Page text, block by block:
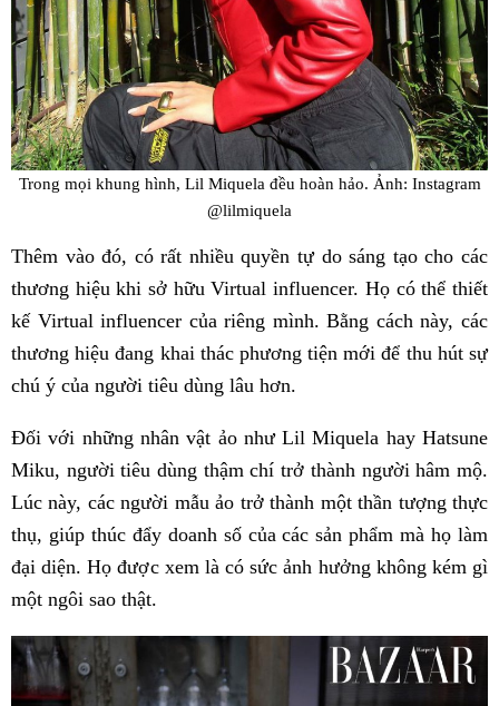
Trong mọi khung hình, Lil Miquela đều hoàn hảo. Ảnh: Instagram
@lilmiquela
Thêm vào đó, có rất nhiều quyền tự do sáng tạo cho các
thương hiệu khi sở hữu Virtual influencer. Họ có thể thiết
kế Virtual influencer của riêng mình. Bằng cách này, các
thương hiệu đang khai thác phương tiện mới để thu hút sự
chú ý của người tiêu dùng lâu hơn.
Đối với những nhân vật ảo như Lil Miquela hay Hatsune
Miku, người tiêu dùng thậm chí trở thành người hâm mộ.
Lúc này, các người mẫu ảo trở thành một thần tượng thực
thụ, giúp thúc đẩy doanh số của các sản phẩm mà họ làm
đại diện. Họ được xem là có sức ảnh hưởng không kém gì
một ngôi sao thật.